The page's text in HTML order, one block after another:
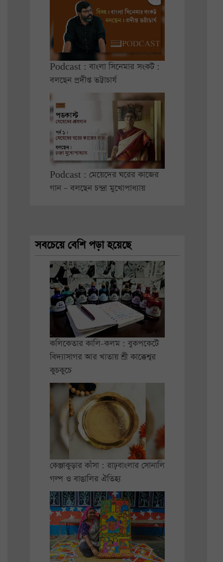
Podcast : বাংলা সিনেমার সংকট :
বলছেন প্রদীপ্ত ভট্টাচার্য
Podcast : মেয়েদের ঘরের কাজের
গান – বলছেন চন্দ্রা মুখোপাধ্যায়
সবচেয়ে বেশি পড়া হয়েছে
কলিকেতার কালি-কলম : বুকপকেটে
বিদ্যাসাগর আর খাতায় শ্রী কাক্কেশ্বর
কুচকুচে
কেঞ্জাকুড়ার কাঁসা : রাঢ়বাংলার সোনালি
গল্প ও বাঙালির ঐতিহ্য